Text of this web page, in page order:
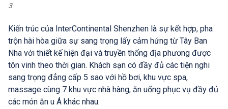
3
Kiến trúc của InterContinental Shenzhen là sự kết hợp, pha
trộn hài hòa giữa sự sang trọng lấy cảm hứng từ Tây Ban
Nha với thiết kế hiện đại và truyền thống địa phương được
tôn vinh theo thời gian. Khách sạn có đầy đủ các tiện nghi
sang trọng đẳng cấp 5 sao với hồ bơi, khu vực spa,
massage cùng 7 khu vực nhà hàng, ăn uống phục vụ đầy đủ
các món ăn u Á khác nhau.